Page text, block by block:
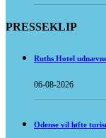
PRESSEKLIP
Ruths Hotel
06-08-2026
Odense vil løfte